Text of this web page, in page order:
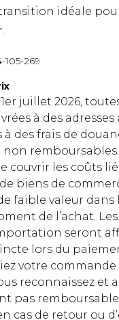
idéale
269
juillet 2026,
à des adresses
à des frais de
remboursables.
couvrir les coûts
biens de
faible valeur dans
de l’achat.
seront
lors du
votre
reconnaissez et
pas
cas de retour ou